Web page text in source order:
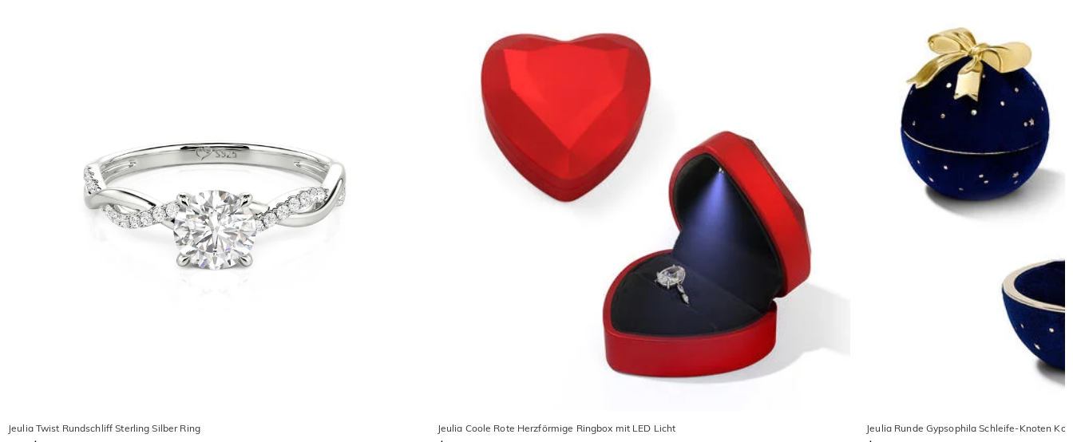
Jeulia Twist Rundschliff Sterling Silber Ring Jeulia Coole Rote Herzförmige Ringbox mit LED Licht Jeulia Runde Gypsophila Schleife-Knoten